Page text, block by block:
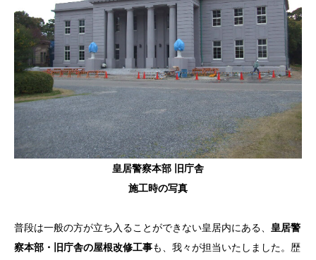
皇居警察本部 旧庁舎
施工時の写真
普段は一般の方が立ち入ることができない皇居内にある、 皇居警
察本部・旧庁舎の屋根改修工事も、我々が担当いたしました。歴